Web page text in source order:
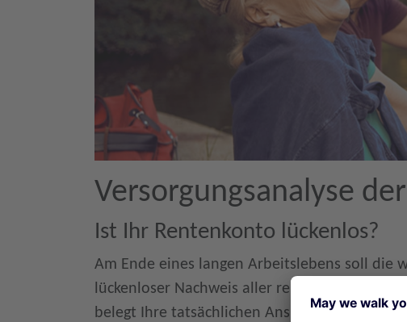
Versorgungsanalyse
Ist Ihr Rentenkonto lückenlos?
Am Ende eines langen Arbeitslebens soll die
lückenloser Nachweis aller rentenrechtlichen
belegt Ihre tatsächlichen Ansprüche. Durch